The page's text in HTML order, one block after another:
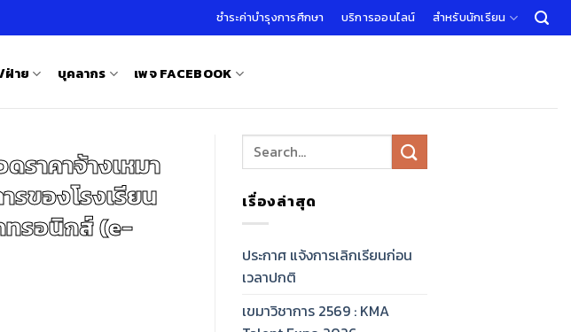
ชำระค่าบำรุงการศึกษา บริการออนไลน์ สำหรับนักเรียน
ฝ่าย บุคลากร เพจ FACEBOOK
ราคาจ้างเหมา
รของโรงเรียน
ทรอนิกส์ (e-
เรื่องล่าสุด
ประกาศ แจ้งการเลิกเรียนก่อน
เวลาปกติ
เขมาวิชาการ 2569 : KMA